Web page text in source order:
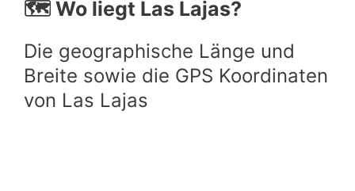
🗺️ Wo liegt Las Lajas?
Die geographische Länge und
Breite sowie die GPS Koordinaten
von Las Lajas